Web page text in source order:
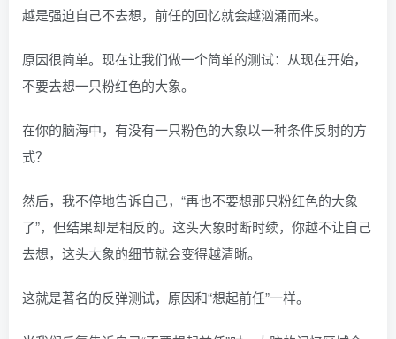
越是强迫自己不去想，前任的回忆就会越汹涌而来。
原因很简单。现在让我们做一个简单的测试：从现在开始，
不要去想一只粉红色的大象。
在你的脑海中，有没有一只粉色的大象以一种条件反射的方
式？
然后，我不停地告诉自己，“再也不要想那只粉红色的大象
了”，但结果却是相反的。这头大象时断时续，你越不让自己
去想，这头大象的细节就会变得越清晰。
这就是著名的反弹测试，原因和“想起前任”一样。